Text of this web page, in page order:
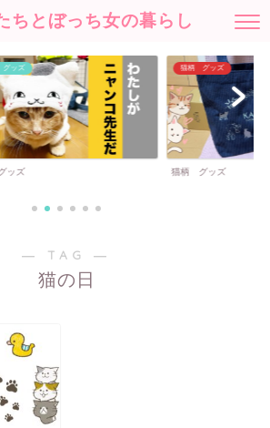
ちとぼっち女の暮らし
ッズ
ッズ
猫柄 グッズ
猫柄 グッズ
― TAG ―
猫の日